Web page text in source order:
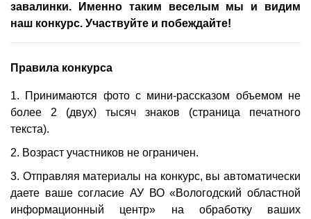
завалинки. Именно таким веселым мы и видим
наш конкурс. Участвуйте и побеждайте!
Правила конкурса
1. Принимаются фото с мини-рассказом объемом не
более 2 (двух) тысяч знаков (страница печатного
текста).
2. Возраст участников не ограничен.
3. Отправляя материалы на конкурс, вы автоматически
даете ваше согласие АУ ВО «Вологодский областной
информационный центр» на обработку ваших